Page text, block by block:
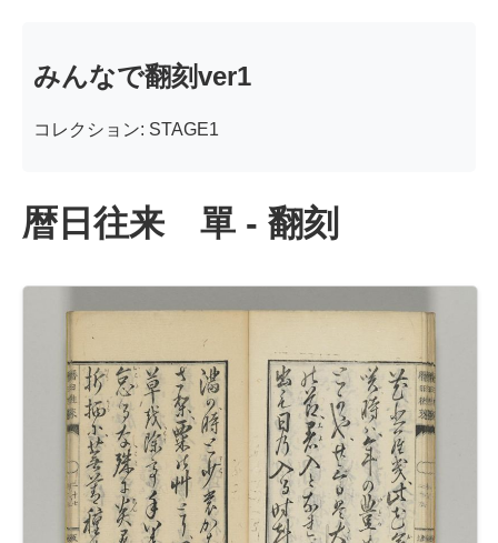
みんなで翻刻ver1
コレクション: STAGE1
暦日往来 單 - 翻刻